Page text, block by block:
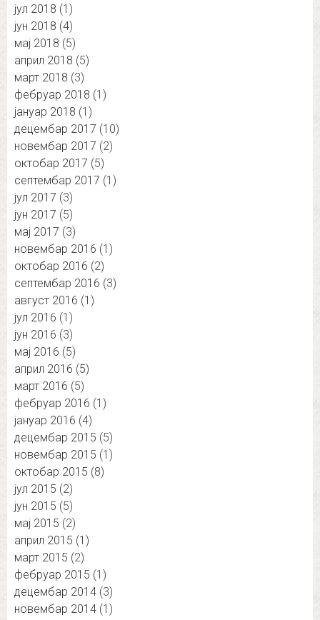
јул 2018 (1)
јун 2018 (4)
мај 2018 (5)
април 2018 (5)
март 2018 (3)
фебруар 2018 (1)
јануар 2018 (1)
децембар 2017 (10)
новембар 2017 (2)
октобар 2017 (5)
септембар 2017 (1)
јул 2017 (3)
јун 2017 (5)
мај 2017 (3)
новембар 2016 (1)
октобар 2016 (2)
септембар 2016 (3)
август 2016 (1)
јул 2016 (1)
јун 2016 (3)
мај 2016 (5)
април 2016 (5)
март 2016 (5)
фебруар 2016 (1)
јануар 2016 (4)
децембар 2015 (5)
новембар 2015 (1)
октобар 2015 (8)
јул 2015 (2)
јун 2015 (5)
мај 2015 (2)
април 2015 (1)
март 2015 (2)
фебруар 2015 (1)
децембар 2014 (3)
новембар 2014 (1)